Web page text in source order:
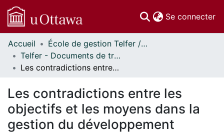
Se connecter
Communautés
et collections
Parcourir
À propos
Accueil
École de gestion Telfer // Telfer School of Management
Telfer - Documents de travail // Telfer - Working Papers
Les contradictions entre les objectifs et les moyens dans la gestion du développement
Les contradictions entre les
objectifs et les moyens dans la
gestion du développement